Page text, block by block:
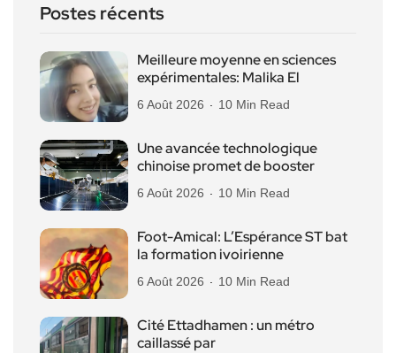
Postes récents
Meilleure moyenne en sciences
expérimentales: Malika El
6 Août 2026 10 Min Read
Une avancée technologique
chinoise promet de booster
6 Août 2026 10 Min Read
Foot-Amical: L’Espérance ST bat
la formation ivoirienne
6 Août 2026 10 Min Read
Cité Ettadhamen : un métro
caillassé par